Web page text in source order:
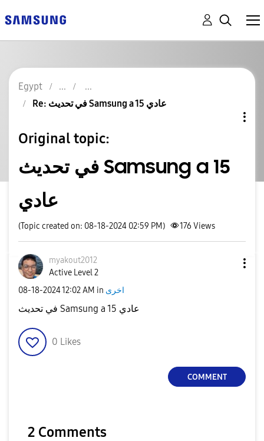
Egypt
Re: في تحديث Samsung a 15 عادي
Original topic:
في تحديث Samsung a 15
عادي
(Topic created on: 08-18-2024 02:59 PM) 176 Views
myakout2012
Active Level 2
‎08-18-202412:02 AM in اخرى
في تحديث Samsung a 15 عادي
0 Likes
COMMENT
2 Comments